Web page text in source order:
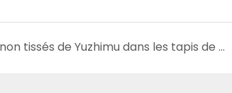
Tissus non tissés de Yuzhimu dans les tapis de plancher Souvent principal: la durabilité rencontre la flexibilité